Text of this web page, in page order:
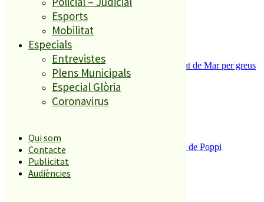
Esports
Mobilitat
Especials
Entrevistes
Plens Municipals
Especial Glòria
Coronavirus
Qui som
Contacte
Publicitat
Audiències
Tanquen un local de menjar ràpid a Malgrat de Mar per greus
deficiències sanitàries
Enxampat l’autor de les pintades a la plaça de Poppi
4